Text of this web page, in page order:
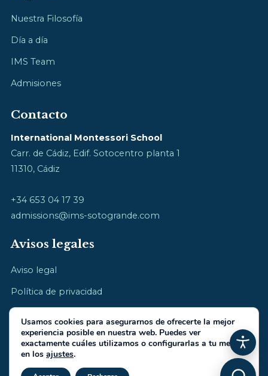
Nuestra Filosofía
Día a día
IMS Team
Admisiones
Contacto
International Montessori School
Carr. de Cádiz, Edif. Sotocentro planta 1
11310, Cádiz
+34 653 04 17 39
admissions@ims-sotogrande.com
Avisos legales
Aviso legal
Política de privacidad
Política de cookies
Usamos cookies para asegurarnos de ofrecerte la mejor
experiencia posible en nuestra web. Puedes ver
exactamente cuáles utilizamos o configurarlas a tu medida
en los ajustes.